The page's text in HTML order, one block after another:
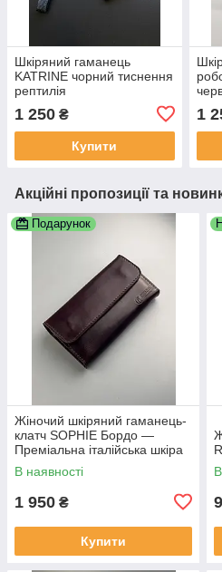
Шкіряний гаманець
KATRINE чорний тиснення
рептилія
1 250 ₴
Купити
1
Акційні пропозиції та
Подарунок
Жіночий шкіряний гаманець-
клатч SOPHIE Бордо —
Преміальна італійська шкіра
Кентуккі
В наявності
1 950 ₴
Купити